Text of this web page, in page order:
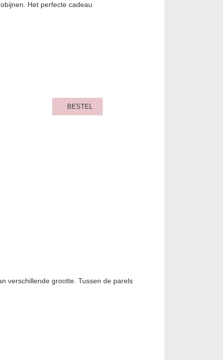
Het perfecte cadeau
BESTEL
verschillende grootte. Tussen de parels